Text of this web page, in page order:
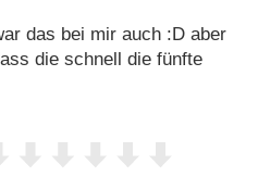
das bei mir auch :D aber
die schnell die fünfte